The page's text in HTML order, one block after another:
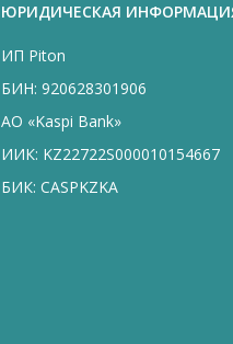
ЮРИДИЧЕСКАЯ
ИП Piton
БИН: 920628301906
АО «Kaspi Bank»
ИИК: KZ22722S000010154667
БИК: CASPKZKA